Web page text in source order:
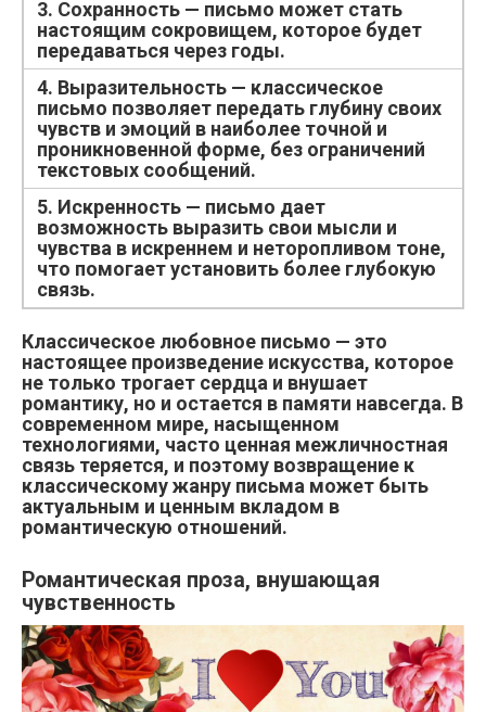
3. Сохранность — письмо может стать
настоящим сокровищем, которое будет
передаваться через годы.
4. Выразительность — классическое
письмо позволяет передать глубину своих
чувств и эмоций в наиболее точной и
проникновенной форме, без ограничений
текстовых сообщений.
5. Искренность — письмо дает
возможность выразить свои мысли и
чувства в искреннем и неторопливом тоне,
что помогает установить более глубокую
связь.
Классическое любовное письмо — это
настоящее произведение искусства, которое
не только трогает сердца и внушает
романтику, но и остается в памяти навсегда. В
современном мире, насыщенном
технологиями, часто ценная межличностная
связь теряется, и поэтому возвращение к
классическому жанру письма может быть
актуальным и ценным вкладом в
романтическую отношений.
Романтическая проза, внушающая
чувственность